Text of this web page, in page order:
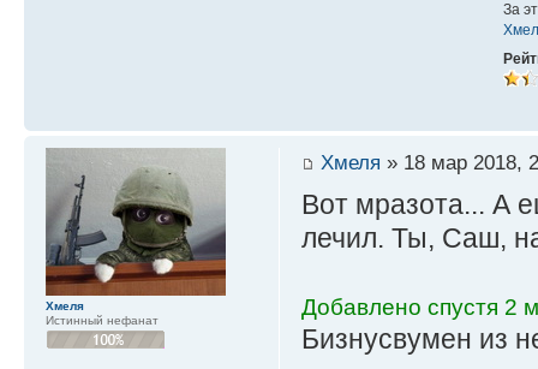
За
Хмеля » 18 мар 2018,
Вот мразота... А
лечил. Ты, Саш,
Добавлено спустя 2
Бизнусвумен из
Хмеля
Истинный нефанат